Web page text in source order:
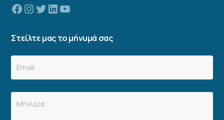
Facebook
Instagram
TwitterLinkedinYouTube
Στείλτε μας το μήνυμά σας